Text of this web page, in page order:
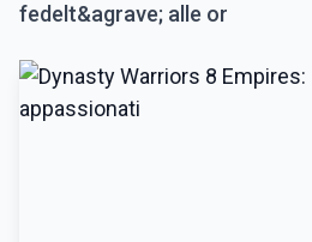
fedelt&agrave; alle or